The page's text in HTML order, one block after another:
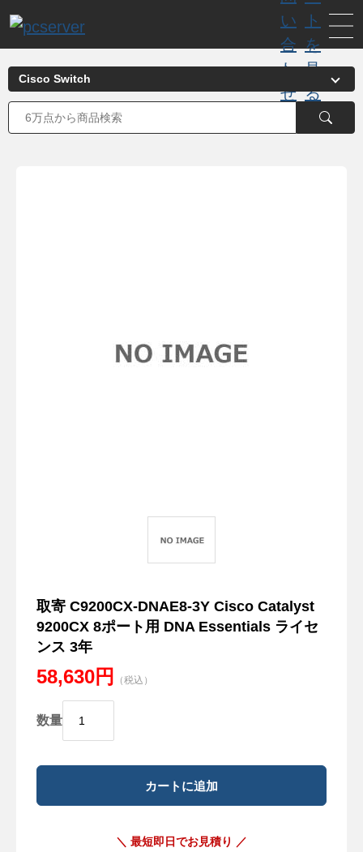
取寄 C9200CX-DNAE8-3Y Cisco Catalyst
9200CX 8ポート用 DNA Essentials ライセ
ンス 3年
58,630円 （税込）
数量
＼ 最短即日でお見積り ／